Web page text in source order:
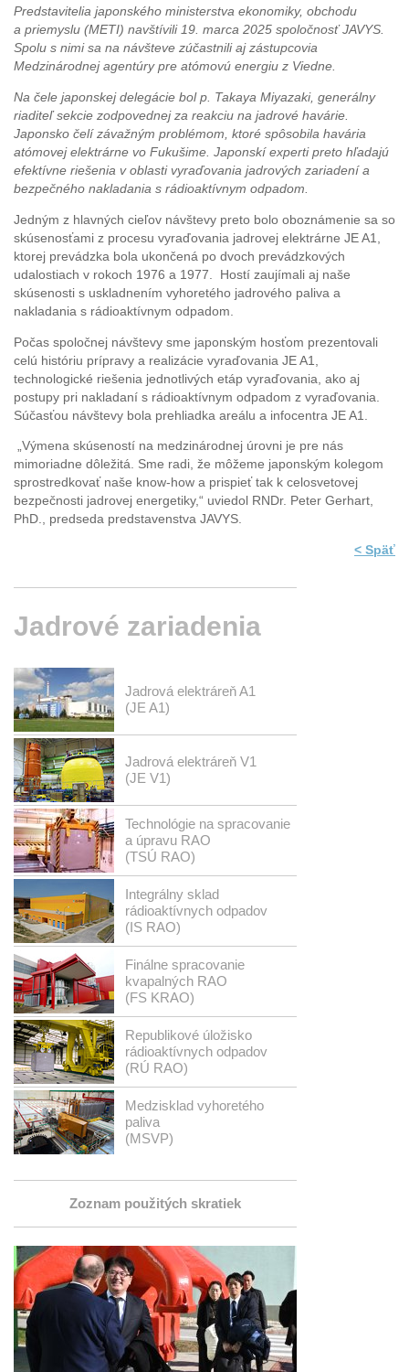
Predstavitelia japonského ministerstva ekonomiky, obchodu
a priemyslu (METI) navštívili 19. marca 2025 spoločnosť JAVYS.
Spolu s nimi sa na návšteve zúčastnili aj zástupcovia
Medzinárodnej agentúry pre atómovú energiu z Viedne.
Na čele japonskej delegácie bol p. Takaya Miyazaki, generálny
riaditeľ sekcie zodpovednej za reakciu na jadrové havárie.
Japonsko čelí závažným problémom, ktoré spôsobila havária
atómovej elektrárne vo Fukušime. Japonskí experti preto hľadajú
efektívne riešenia v oblasti vyraďovania jadrových zariadení a
bezpečného nakladania s rádioaktívnym odpadom.
Jedným z hlavných cieľov návštevy preto bolo oboznámenie sa so
skúsenosťami z procesu vyraďovania jadrovej elektrárne JE A1,
ktorej prevádzka bola ukončená po dvoch prevádzkových
udalostiach v rokoch 1976 a 1977. Hostí zaujímali aj naše
skúsenosti s uskladnením vyhoretého jadrového paliva a
nakladania s rádioaktívnym odpadom.
Počas spoločnej návštevy sme japonským hosťom prezentovali
celú históriu prípravy a realizácie vyraďovania JE A1,
technologické riešenia jednotlivých etáp vyraďovania, ako aj
postupy pri nakladaní s rádioaktívnym odpadom z vyraďovania.
Súčasťou návštevy bola prehliadka areálu a infocentra JE A1.
„Výmena skúseností na medzinárodnej úrovni je pre nás
mimoriadne dôležitá. Sme radi, že môžeme japonským kolegom
sprostredkovať naše know-how a prispieť tak k celosvetovej
bezpečnosti jadrovej energetiky,“ uviedol RNDr. Peter Gerhart,
PhD., predseda predstavenstva JAVYS.
< Späť
Jadrové zariadenia
Jadrová elektráreň A1
(JE A1)
Jadrová elektráreň V1
(JE V1)
Technológie na spracovanie
a úpravu RAO
(TSÚ RAO)
Integrálny sklad
rádioaktívnych odpadov
(IS RAO)
Finálne spracovanie
kvapalných RAO
(FS KRAO)
Republikové úložisko
rádioaktívnych odpadov
(RÚ RAO)
Medzisklad vyhoretého
paliva
(MSVP)
Zoznam použitých skratiek